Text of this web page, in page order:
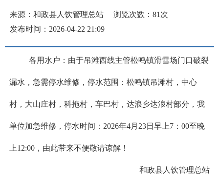
来源：和政县人饮管理总站 浏览次数： 81 次
发布时间：2026-04-22 21:09
各用水户：由于吊滩西线主管松鸣镇滑雪场门口破裂
漏水，急需停水维修，停水范围：松鸣镇吊滩村，中心
村，大山庄村，科拖村，车巴村，达浪乡达浪村部分，我
单位加急维修，停水时间：2026年4月23日早上7：00至晚
上12:00，由此带来不便敬请谅解！
和政县人饮管理总站